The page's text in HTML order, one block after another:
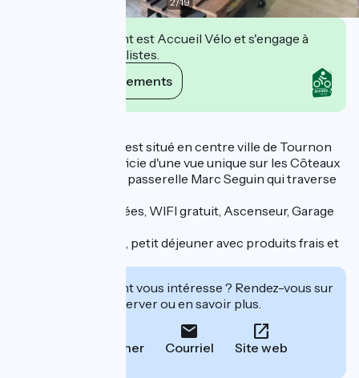
Cet établissement est Accueil Vélo et s'engage à
accueillir des cyclistes.
Voir ses engagements
L'hôtel Le Château est situé en centre ville de Tournon
sur Rhône et bénéficie d'une vue unique sur les Côteaux
de l'Hermitage et la passerelle Marc Seguin qui traverse
Chambres climatisées, WIFI gratuit, Ascenseur, Garage
Accueil chaleureux, petit déjeuner avec produits frais et
Cet établissement vous intéresse ? Rendez-vous sur
leur site pour réserver ou en savoir plus.
Téléphoner Courriel Site web